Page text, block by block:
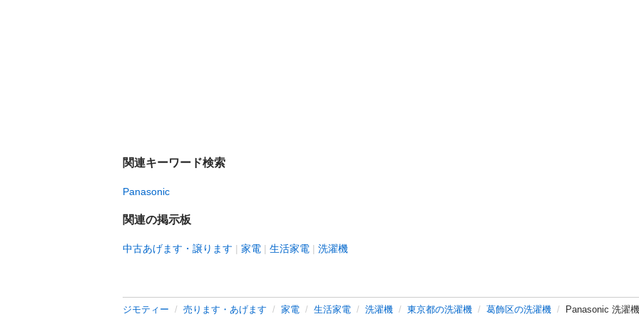
関連キーワード検索
Panasonic
関連の掲示板
中古あげます・譲ります 家電 生活家電 洗濯機
ジモティー 売ります・あげます 家電 生活家電 洗濯機 東京都の洗濯機 葛飾区の洗濯機 Panasonic 洗濯